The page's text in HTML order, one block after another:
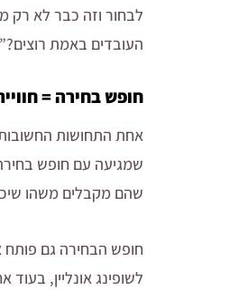
לבחור וזה כבר לא
העובדים באמת
חופש בחירה =
אחת התחושות
שמגיעה עם חופש
שהם מקבלים משהו
חופש הבחירה גם פותח
לשופינג אונליין,